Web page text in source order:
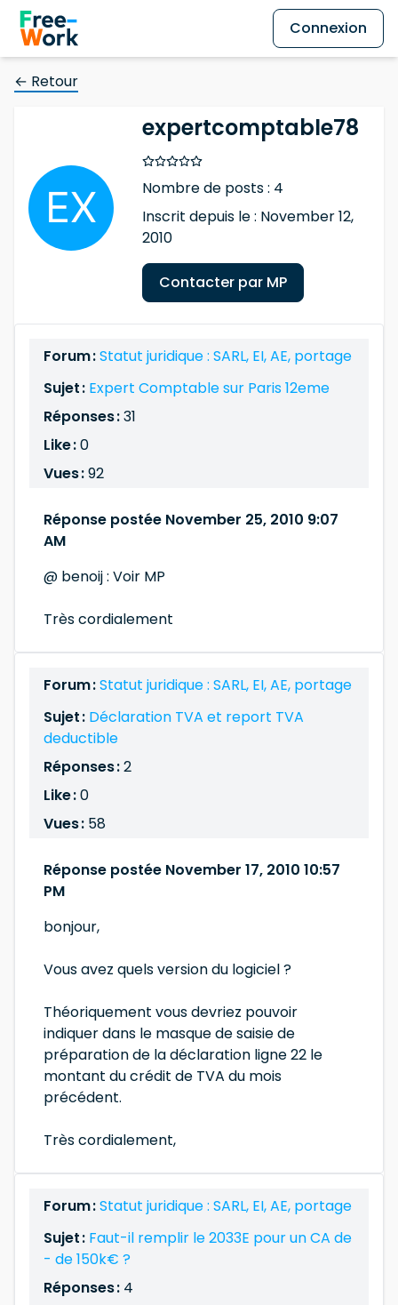
Connexion
← Retour
expertcomptable78
Nombre de posts : 4
Inscrit depuis le : November 12,
2010
Contacter par MP
Forum :Statut juridique : SARL, EI, AE, portage
Sujet : Expert Comptable sur Paris 12eme
Réponses :31
Like :0
Vues :92
Réponse postée November 25, 2010 9:07
AM
@ benoij : Voir MP
Très cordialement
Forum :Statut juridique : SARL, EI, AE, portage
Sujet : Déclaration TVA et report TVA
deductible
Réponses :2
Like :0
Vues : 58
Réponse postée November 17, 2010 10:57
PM
bonjour,
Vous avez quels version du logiciel ?
Théoriquement vous devriez pouvoir
indiquer dans le masque de saisie de
préparation de la déclaration ligne 22 le
montant du crédit de TVA du mois
précédent.
Très cordialement,
Forum :Statut juridique : SARL, EI, AE, portage
Sujet : Faut-il remplir le 2033E pour un CA de
- de 150k€ ?
Réponses : 4